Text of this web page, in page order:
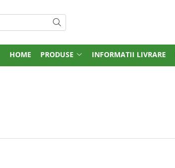
HOME PRODUSE INFORMATII LIVRARE